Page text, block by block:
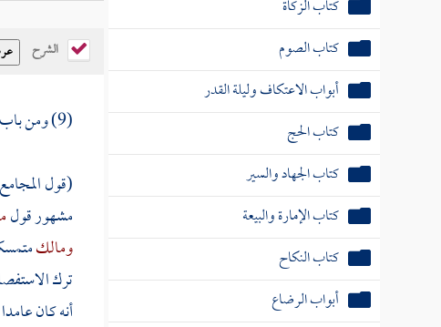
كتاب الزكاة
كتاب الصوم
أبواب الاعتكاف وليلة القدر
كتاب الحج
كتاب الجهاد والسير
كتاب الإمارة والبيعة
كتاب النكاح
أبواب الرضاع
الشرح
(9) ومن باب:
(قول
مشهور قول
ومالك
ترك
أنه كان